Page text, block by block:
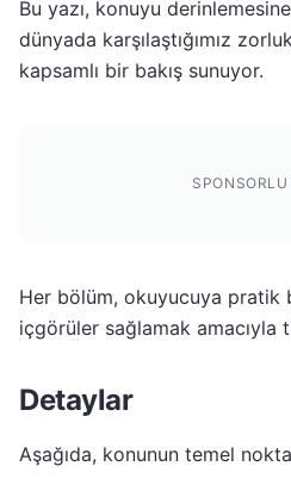
Bu yazı, konuyu
dünyada karşılaştığımız
kapsamlı bir bakış sunuyor.
SPONSORLU
Her bölüm, okuyucuya pratik
içgörüler sağlamak amacıyla
Detaylar
Aşağıda, konunun temel